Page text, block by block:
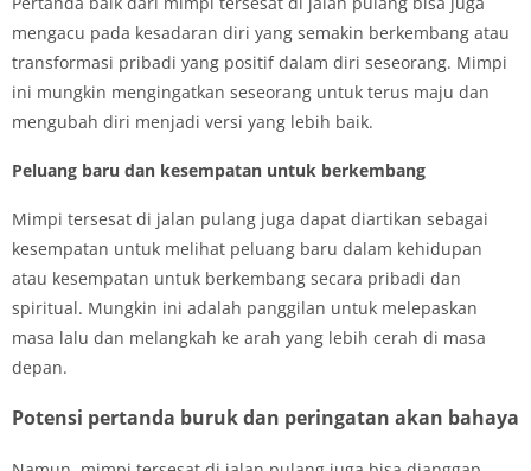
mengacu pada kesadaran diri yang semakin berkembang atau
transformasi pribadi yang positif dalam diri seseorang. Mimpi
ini mungkin mengingatkan seseorang untuk terus maju dan
mengubah diri menjadi versi yang lebih baik.
Peluang baru dan kesempatan untuk berkembang
Mimpi tersesat di jalan pulang juga dapat diartikan sebagai
kesempatan untuk melihat peluang baru dalam kehidupan
atau kesempatan untuk berkembang secara pribadi dan
spiritual. Mungkin ini adalah panggilan untuk melepaskan
masa lalu dan melangkah ke arah yang lebih cerah di masa
depan.
Potensi pertanda buruk dan peringatan akan bahaya